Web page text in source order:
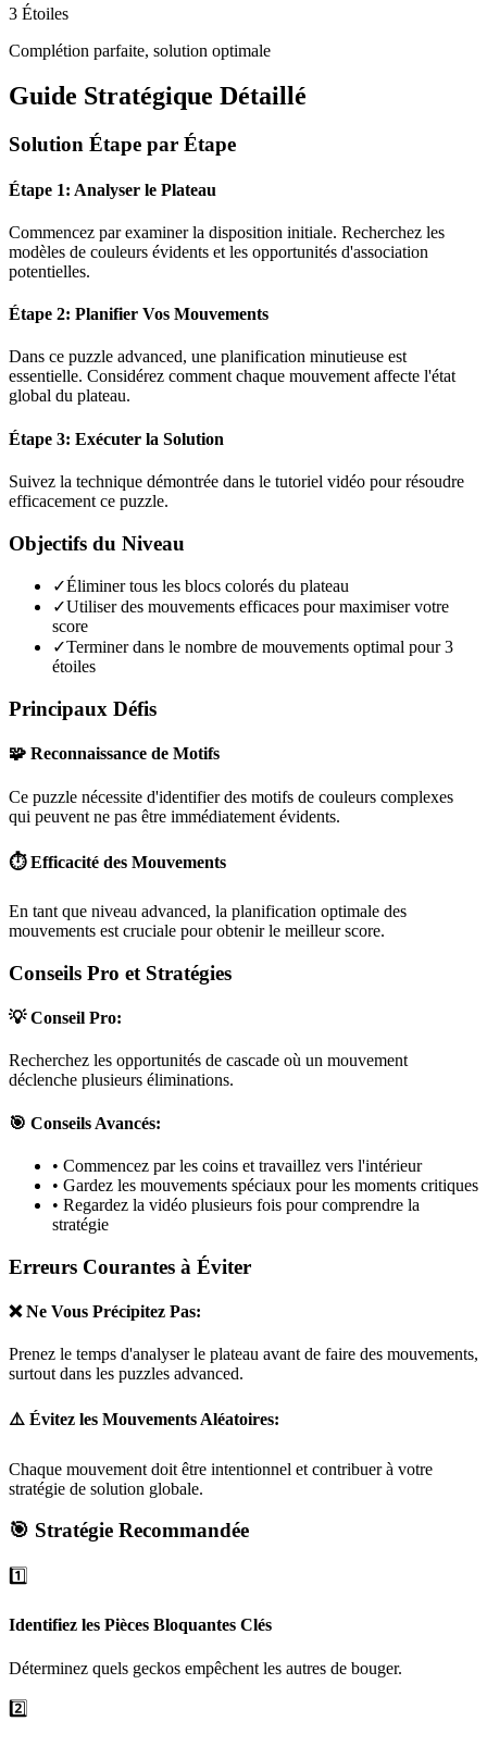
3 Étoiles
Complétion parfaite, solution optimale
Guide Stratégique Détaillé
Solution Étape par Étape
Étape 1: Analyser le Plateau
Commencez par examiner la disposition initiale. Recherchez les
modèles de couleurs évidents et les opportunités d'association
potentielles.
Étape 2: Planifier Vos Mouvements
Dans ce puzzle advanced, une planification minutieuse est
essentielle. Considérez comment chaque mouvement affecte l'état
global du plateau.
Étape 3: Exécuter la Solution
Suivez la technique démontrée dans le tutoriel vidéo pour résoudre
efficacement ce puzzle.
Objectifs du Niveau
✓Éliminer tous les blocs colorés du plateau
✓Utiliser des mouvements efficaces pour maximiser votre
score
✓Terminer dans le nombre de mouvements optimal pour 3
étoiles
Principaux Défis
🧩 Reconnaissance de Motifs
Ce puzzle nécessite d'identifier des motifs de couleurs complexes
qui peuvent ne pas être immédiatement évidents.
⏱️ Efficacité des Mouvements
En tant que niveau advanced, la planification optimale des
mouvements est cruciale pour obtenir le meilleur score.
Conseils Pro et Stratégies
💡 Conseil Pro:
Recherchez les opportunités de cascade où un mouvement
déclenche plusieurs éliminations.
🎯 Conseils Avancés:
• Commencez par les coins et travaillez vers l'intérieur
• Gardez les mouvements spéciaux pour les moments critiques
• Regardez la vidéo plusieurs fois pour comprendre la
stratégie
Erreurs Courantes à Éviter
❌ Ne Vous Précipitez Pas:
Prenez le temps d'analyser le plateau avant de faire des mouvements,
surtout dans les puzzles advanced.
⚠️ Évitez les Mouvements Aléatoires:
Chaque mouvement doit être intentionnel et contribuer à votre
stratégie de solution globale.
🎯 Stratégie Recommandée
1️⃣
Identifiez les Pièces Bloquantes Clés
Déterminez quels geckos empêchent les autres de bouger.
2️⃣